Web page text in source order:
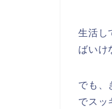
生活し
ばいけ
でも、
でスッ